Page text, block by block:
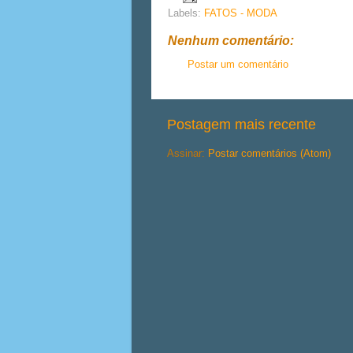
Labels: FATOS - MODA
Nenhum comentário:
Postar um comentário
Postagem mais recente
Assinar: Postar comentários (Atom)